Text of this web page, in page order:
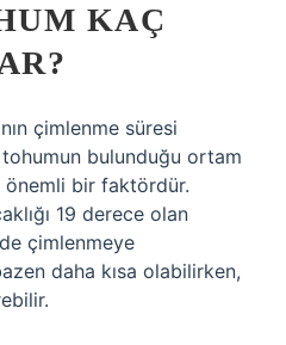
KAÇ
çimlenme süresi
bulunduğu ortam
önemli bir faktördür.
19 derece olan
çimlenmeye
daha kısa olabilirken,